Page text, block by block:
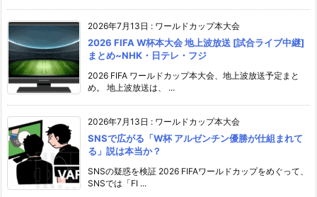
2026年7月13日 : ワールドカップ本大会
2026 FIFA W杯本大会 地上波放送 [試合ライブ中継]
まとめ~NHK・日テレ・フジ
2026 FIFA ワールドカップ本大会、地上波放送予定まと
め。 地上波放送は、 ...
2026年7月13日 : ワールドカップ本大会
SNSで広がる「W杯 アルゼンチン優勝が仕組まれて
る」説は本当か？
SNSの疑惑を検証 2026 FIFAワールドカップをめぐって、
SNSでは「FI ...